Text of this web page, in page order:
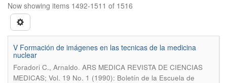
Now showing items 1492-1511 of 1516
V Formación de imágenes en las tecnicas de la medicina
nuclear
Foradori C., Arnaldo. ARS MEDICA REVISTA DE CIENCIAS
MEDICAS; Vol. 19 No. 1 (1990): Boletín de la Escuela de